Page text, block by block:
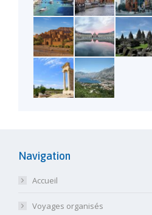
Navigation
Accueil
Voyages organisés